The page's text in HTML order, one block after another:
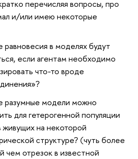
перечисляя вопросы, про
и/или имею некоторые
равновесия в моделях будут
если агентам необходимо
что-то вроде
разумные модели можно
для гетерогенной популяции
живущих на некоторой
структуре? (чуть более
чем отрезок в известной